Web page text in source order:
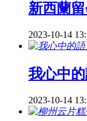
新西蘭
2023-10-14
我心中
2023-10-14